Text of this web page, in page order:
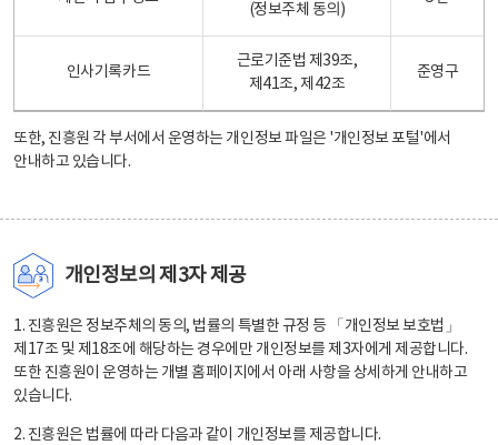
(정보주체 동의)
인사기록카드
근로기준법 제39조,
제41조, 제42조
준영구
또한, 진흥원 각 부서에서 운영하는 개인정보 파일은 '개인정보 포털'에서
안내하고 있습니다.
개인정보의 제3자 제공
1. 진흥원은 정보주체의 동의, 법률의 특별한 규정 등 「개인정보 보호법」
제17조 및 제18조에 해당하는 경우에만 개인정보를 제3자에게 제공합니다.
또한 진흥원이 운영하는 개별 홈페이지에서 아래 사항을 상세하게 안내하고
있습니다.
2. 진흥원은 법률에 따라 다음과 같이 개인정보를 제공합니다.